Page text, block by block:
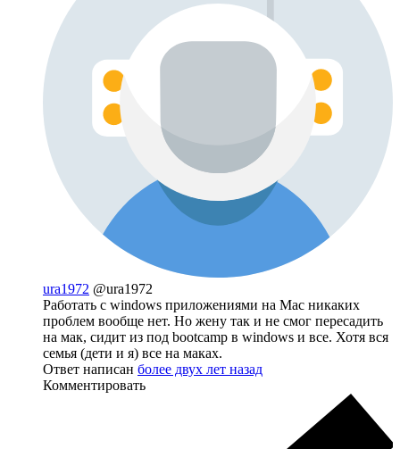
ura1972 @ura1972
Работать с windows приложениями на Mac никаких
проблем вообще нет. Но жену так и не смог пересадить
на мак, сидит из под bootcamp в windows и все. Хотя вся
семья (дети и я) все на маках.
Ответ написан более двух лет назад
Комментировать